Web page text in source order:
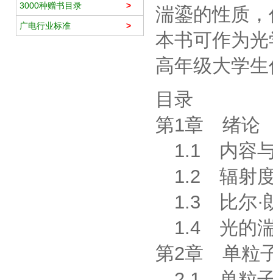
>
3000种赠书目录
>
广电行业标准
湍鎏的性质
本书可作为
高年级大学
目录
第1章 绪论
1.1 内容
1.2 辐射度
1.3 比尔·
1.4 光的湍
第2章 单粒